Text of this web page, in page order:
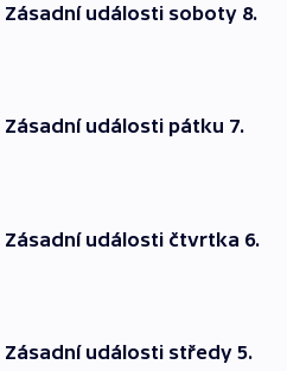
Zásadní události soboty 8.
Zásadní události pátku 7.
Zásadní události čtvrtka 6.
Zásadní události středy 5.